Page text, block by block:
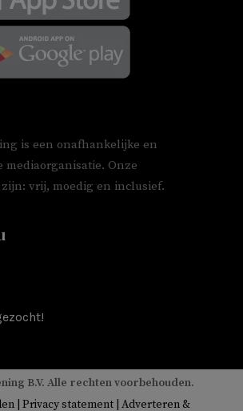
is een onafhankelijke en
mediaorganisatie. Onze
vrij, moedig en inclusief.
B.V. Alle rechten voorbehouden.
Privacy statement Adverteren &